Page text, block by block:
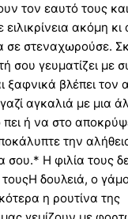
τον εαυτό τους
ακόμη
σε στεναχωρούσε.
σου γευματίζει με
ξαφνικά βλέπει
αγκαλιά με μια
ή να στο
την
σου.* Η φιλία τους
δουλειά, ο
η ρουτίνα της